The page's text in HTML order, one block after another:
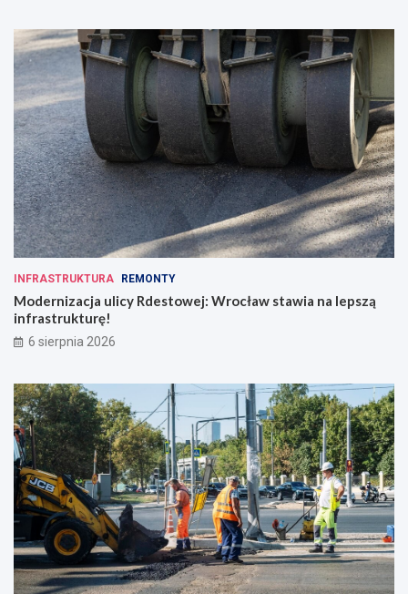
INFRASTRUKTURA REMONTY
Modernizacja ulicy Rdestowej: Wrocław stawia na lepszą
infrastrukturę!
6 sierpnia 2026